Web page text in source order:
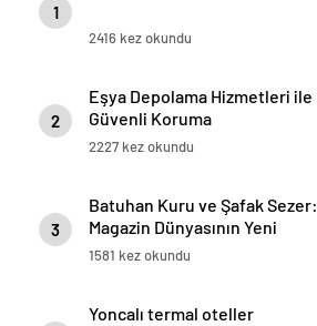
1
2416 kez okundu
2
Eşya Depolama Hizmetleri ile
Güvenli Koruma
2227 kez okundu
3
Batuhan Kuru ve Şafak Sezer:
Magazin Dünyasının Yeni
“Dynamic Duo”su!
1581 kez okundu
Yoncalı termal oteller